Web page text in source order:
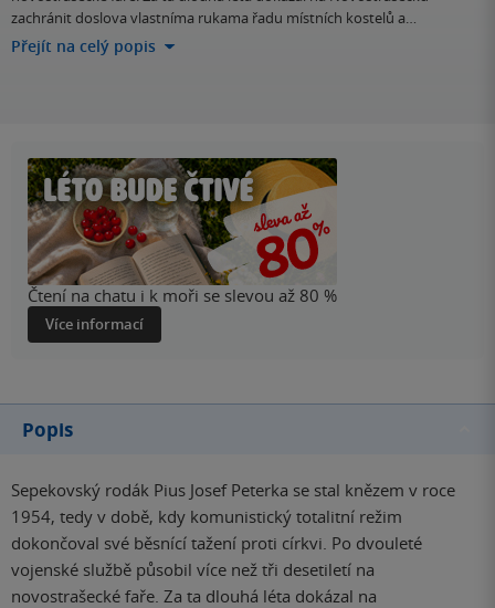
zachránit doslova vlastníma rukama řadu místních kostelů a…
Přejít na celý popis
Čtení na chatu i k moři se slevou až 80 %
Více informací
Popis
Sepekovský rodák Pius Josef Peterka se stal knězem v roce
1954, tedy v době, kdy komunistický totalitní režim
dokončoval své běsnící tažení proti církvi. Po dvouleté
vojenské službě působil více než tři desetiletí na
novostrašecké faře. Za ta dlouhá léta dokázal na